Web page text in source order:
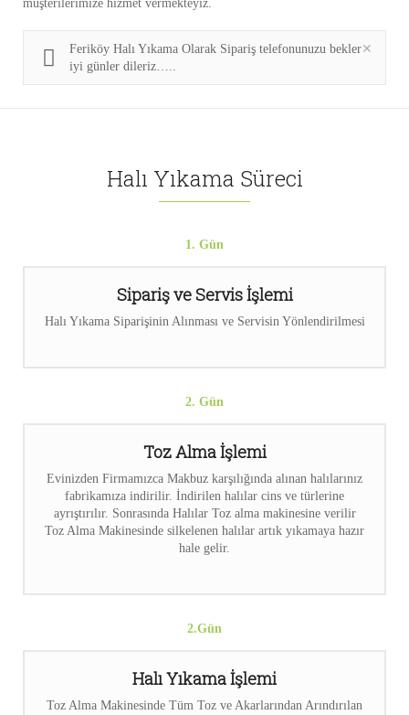
müşterilerimize hizmet vermekteyiz.
Feriköy Halı Yıkama Olarak Sipariş telefonunuzu bekler
iyi günler dileriz…..
Halı Yıkama Süreci
1. Gün
Sipariş ve Servis İşlemi
Halı Yıkama Siparişinin Alınması ve Servisin Yönlendirilmesi
2. Gün
Toz Alma İşlemi
Evinizden Firmamızca Makbuz karşılığında alınan halılarınız
fabrikamıza indirilir. İndirilen halılar cins ve türlerine
ayrıştırılır. Sonrasında Halılar Toz alma makinesine verilir
Toz Alma Makinesinde silkelenen halılar artık yıkamaya hazır
hale gelir.
2.Gün
Halı Yıkama İşlemi
Toz Alma Makinesinde Tüm Toz ve Akarlarından Arındırılan